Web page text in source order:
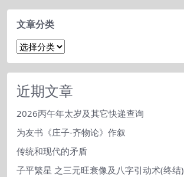
文章分类
文
分
类
近期文章
2026丙午年太岁及其它快递查询
为友书《庄子-齐物论》作叙
传统和现代的矛盾
子平繁星 之三元旺衰像及八字引动术(终结)